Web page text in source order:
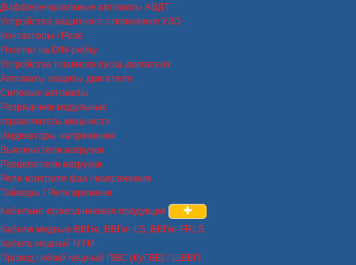
Дифференциальные автоматы АВДТ
Устройства защитного отключения УЗО
Контакторы / Реле
Розетки на DIN-рейку
Устройства плавного пуска двигателя
Автоматы защиты двигателя
Силовые автоматы
Разрядники модульные
ограничитель мощности
Индикаторы напряжения
Выключатели нагрузки
Расцепители нагрузки
Реле контроля фаз / напряжения
Таймеры / Реле времени
Кабельно-проводниковая продукция
Кабели медные ВВГнг, ВВГнг-LS, ВВГнг-FRLS
Кабель медный NYM
Провод гибкий медный ПВС (КуГВВ) / ШВВП